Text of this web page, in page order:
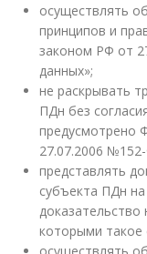
осуществлять
принципов и
законом РФ от
данных»;
не раскрывать
ПДн без
предусмотрено
27.07.2006
представлять
субъекта ПДн
доказательство
которыми такое